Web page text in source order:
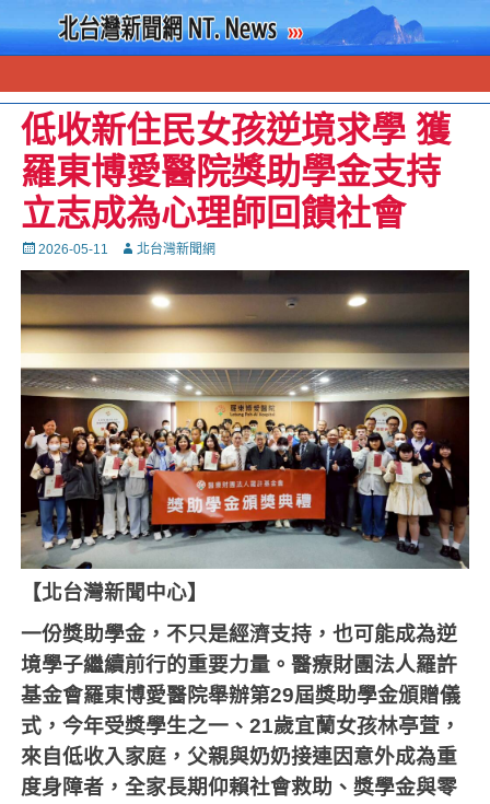
低收新住民女孩逆境求學 獲
羅東博愛醫院獎助學金支持
立志成為心理師回饋社會
Posted
on
2026-05-11 Autor北台灣新聞網
【北台灣新聞中心】
一份獎助學金，不只是經濟支持，也可能成為逆
境學子繼續前行的重要力量。醫療財團法人羅許
基金會羅東博愛醫院舉辦第29屆獎助學金頒贈儀
式，今年受獎學生之一、21歲宜蘭女孩林亭萓，
來自低收入家庭，父親與奶奶接連因意外成為重
度身障者，全家長期仰賴社會救助、獎學金與零